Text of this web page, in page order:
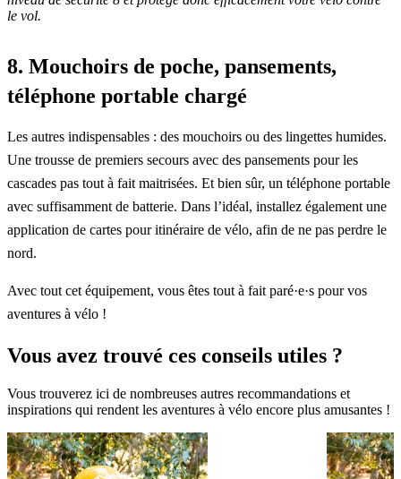
le vol.
8. Mouchoirs de poche, pansements,
téléphone portable chargé
Les autres indispensables : des mouchoirs ou des lingettes humides.
Une trousse de premiers secours avec des pansements pour les
cascades pas tout à fait maitrisées. Et bien sûr, un téléphone portable
avec suffisamment de batterie. Dans l’idéal, installez également une
application de cartes pour itinéraire de vélo, afin de ne pas perdre le
nord.
Avec tout cet équipement, vous êtes tout à fait paré·e·s pour vos
aventures à vélo !
Vous avez trouvé ces conseils utiles ?
Vous trouverez ici de nombreuses autres recommandations et
inspirations qui rendent les aventures à vélo encore plus amusantes !